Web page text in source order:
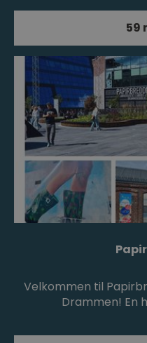
59
Velkommen til
Drammen! En